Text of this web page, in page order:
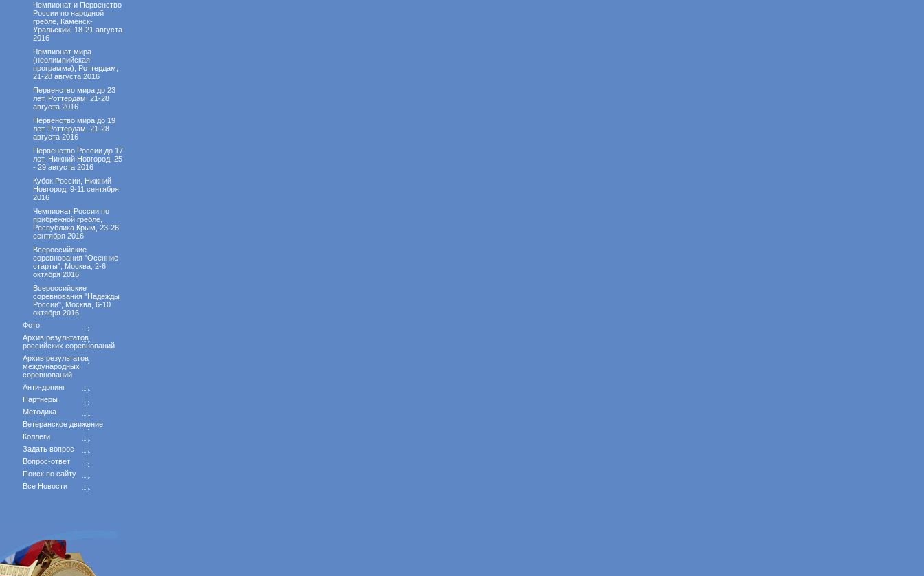
Чемпионат и Первенство
России по народной
гребле, Каменск-
Уральский, 18-21 августа
2016
Чемпионат мира
(неолимпийская
программа), Роттердам,
21-28 августа 2016
Первенство мира до 23
лет, Роттердам, 21-28
августа 2016
Первенство мира до 19
лет, Роттердам, 21-28
августа 2016
Первенство России до 17
лет, Нижний Новгород, 25
- 29 августа 2016
Кубок России, Нижний
Новгород, 9-11 сентября
2016
Чемпионат России по
прибрежной гребле,
Республика Крым, 23-26
сентября 2016
Всероссийские
соревнования "Осенние
старты", Москва, 2-6
октября 2016
Всероссийские
соревнования "Надежды
России", Москва, 6-10
октября 2016
Фото
Архив результатов
российских соревнований
Архив результатов
международных
соревнований
Анти-допинг
Партнеры
Методика
Ветеранское движение
Коллеги
Задать вопрос
Вопрос-ответ
Поиск по сайту
Все Новости